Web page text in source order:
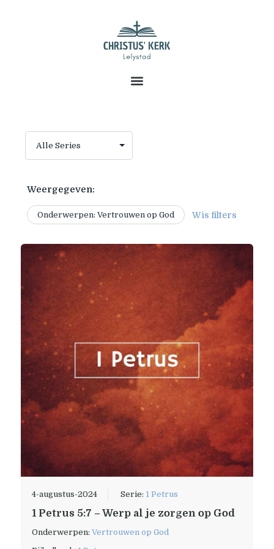
Weergegeven:
Onderwerpen: Vertrouwen op God Wis filters
4-augustus-2024 Serie: 1 Petrus
1 Petrus 5:7 – Werp al je zorgen op God
Onderwerpen: Vertrouwen op God